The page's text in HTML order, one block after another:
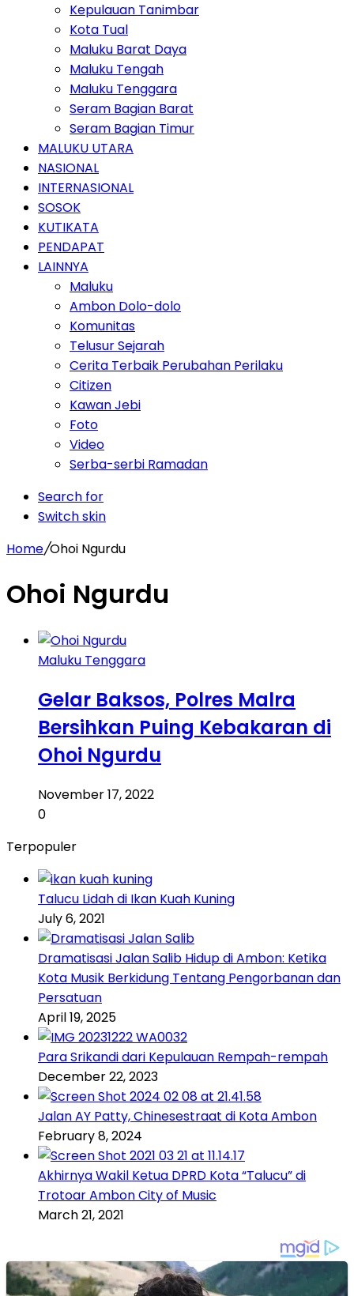
Kepulauan Tanimbar
Kota Tual
Maluku Barat Daya
Maluku Tengah
Maluku Tenggara
Seram Bagian Barat
Seram Bagian Timur
MALUKU UTARA
NASIONAL
INTERNASIONAL
SOSOK
KUTIKATA
PENDAPAT
LAINNYA
Maluku
Ambon Dolo-dolo
Komunitas
Telusur Sejarah
Cerita Terbaik Perubahan Perilaku
Citizen
Kawan Jebi
Foto
Video
Serba-serbi Ramadan
Search for
Switch skin
Home/Ohoi Ngurdu
Ohoi Ngurdu
Maluku Tenggara
Gelar Baksos, Polres Malra
Bersihkan Puing Kebakaran di
Ohoi Ngurdu
November 17, 2022
0
Terpopuler
Talucu Lidah di Ikan Kuah Kuning
July 6, 2021
Dramatisasi Jalan Salib Hidup di Ambon: Ketika
Kota Musik Berkidung Tentang Pengorbanan dan
Persatuan
April 19, 2025
Para Srikandi dari Kepulauan Rempah-rempah
December 22, 2023
Jalan AY Patty, Chinesestraat di Kota Ambon
February 8, 2024
Akhirnya Wakil Ketua DPRD Kota “Talucu” di
Trotoar Ambon City of Music
March 21, 2021